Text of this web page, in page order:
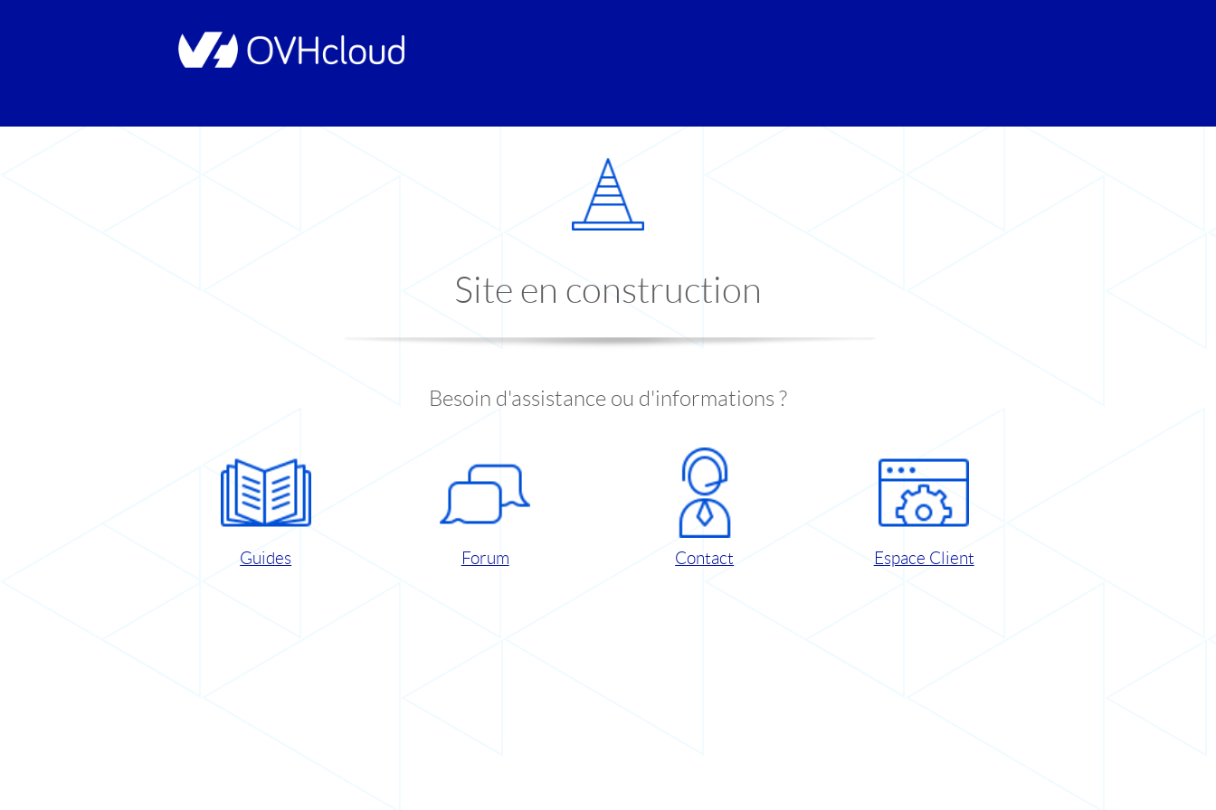
Site en construction
Besoin d'assistance ou d'informations ?
Guides Forum Contact Espace Client